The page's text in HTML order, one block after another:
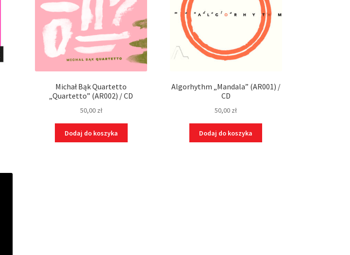
Michał Bąk Quartetto
„Quartetto” (AR002) / CD
50,00 zł
Dodaj do koszyka
Algorhythm „Mandala” (AR001) /
CD
50,00 zł
Dodaj do koszyka